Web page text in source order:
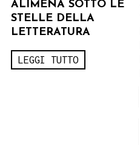
ALIMENA SOTTO LE
STELLE DELLA
LETTERATURA
LEGGI TUTTO